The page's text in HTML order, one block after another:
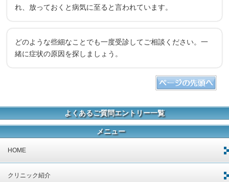
れ、放っておくと病気に至ると言われています。
どのような些細なことでも一度受診してご相談ください。一
緒に症状の原因を探しましょう。
よくあるご質問エントリー一覧
メニュー
HOME
クリニック紹介